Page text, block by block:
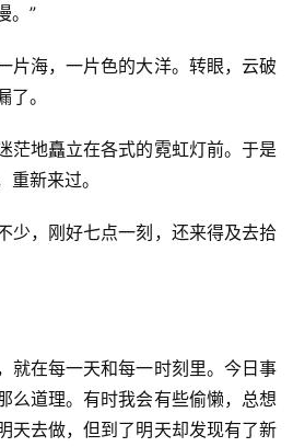
。”
片海，一片色的大洋。转眼，云破
。
茫地矗立在各式的霓虹灯前。于是
新来过。
少，刚好七点一刻，还来得及去拾
就在每一天和每一时刻里。今日事
么道理。有时我会有些偷懒，总想
天去做，但到了明天却发现有了新